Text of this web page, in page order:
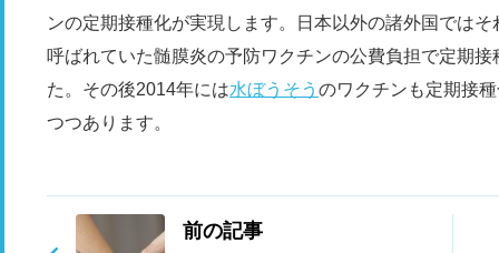
ンの定期接種化が実現します。日本以外の諸外国では
呼ばれていた髄膜炎の予防ワクチンの公費負担で定期
た。その後2014年には水ぼうそう のワクチンも定期接
つつあります。
前の記事